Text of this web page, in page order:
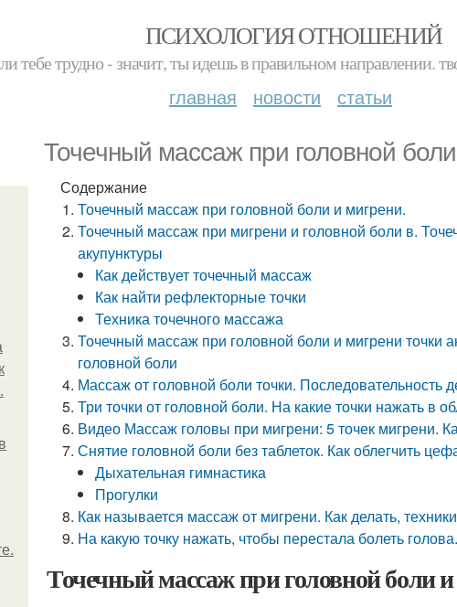
ПСИХОЛОГИЯ ОТНОШЕНИЙ
тебе трудно - значит, ты идешь в правильном направлении.
главная новости статьи
Точечный массаж при головной
Содержание
Точечный массаж при головной боли и мигрени.
Точечный массаж при мигрени и головной боли в.
акупунктуры
Как действует точечный массаж
Как найти рефлекторные точки
Техника точечного массажа
Точечный массаж при головной боли и мигрени
головной боли
Массаж от головной боли точки. Последовательность
Три точки от головной боли. На какие точки нажать в
Видео Массаж головы при мигрени: 5 точек мигрени.
Снятие головной боли без таблеток. Как облегчить
Дыхательная гимнастика
Прогулки
Как называется массаж от мигрени. Как делать,
На какую точку нажать, чтобы перестала болеть
Точечный массаж при головной боли